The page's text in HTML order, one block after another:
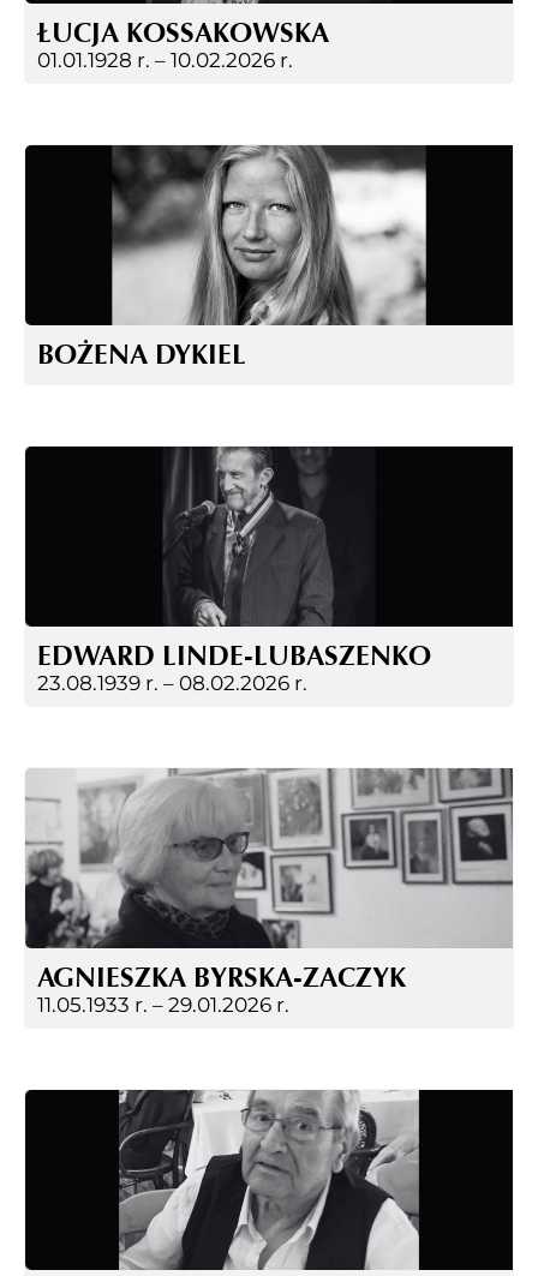
ŁUCJA KOSSAKOWSKA
01.01.1928 r. – 10.02.2026 r.
BOŻENA DYKIEL
EDWARD LINDE-LUBASZENKO
23.08.1939 r. – 08.02.2026 r.
AGNIESZKA BYRSKA-ZACZYK
11.05.1933 r. – 29.01.2026 r.